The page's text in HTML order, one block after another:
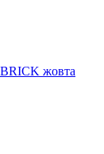
жовта